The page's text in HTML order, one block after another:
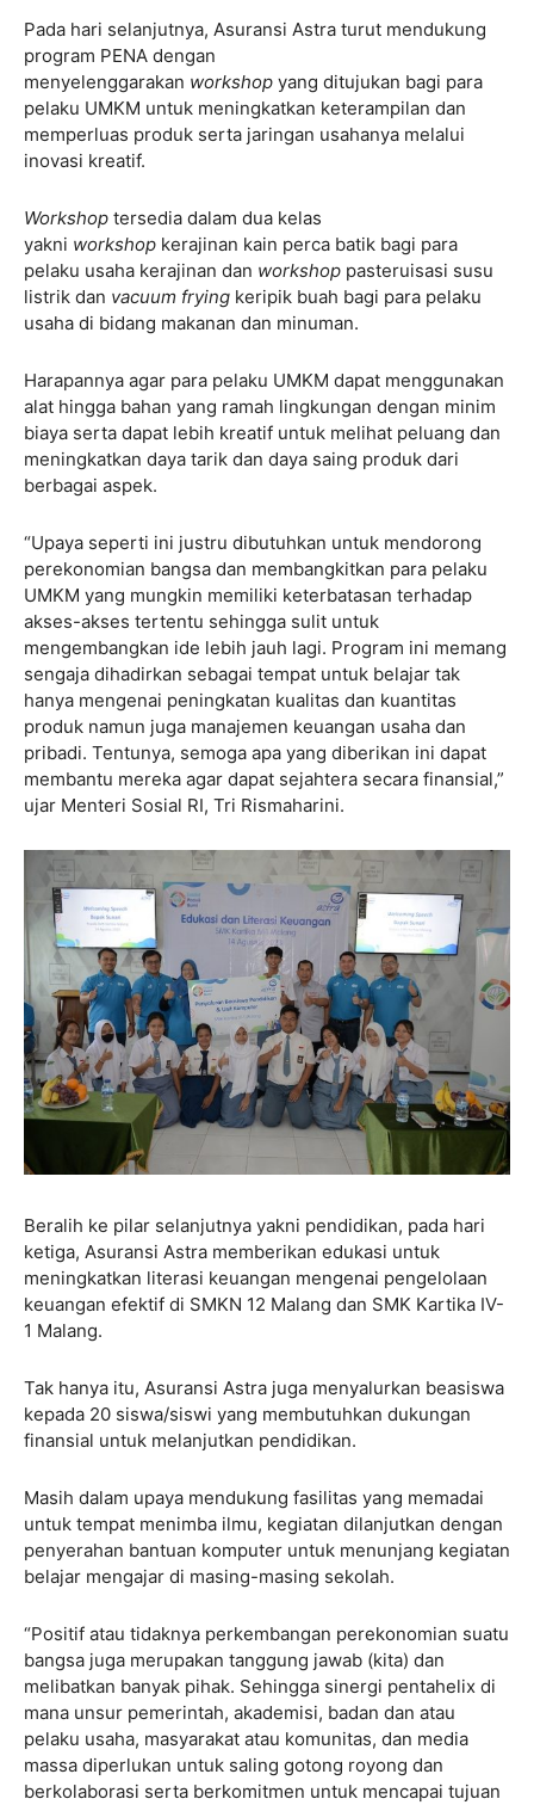
Pada hari selanjutnya, Asuransi Astra turut mendukung
program PENA dengan
menyelenggarakan workshop yang ditujukan bagi para
pelaku UMKM untuk meningkatkan keterampilan dan
memperluas produk serta jaringan usahanya melalui
inovasi kreatif.
Workshop tersedia dalam dua kelas
yakni workshop kerajinan kain perca batik bagi para
pelaku usaha kerajinan dan workshop pasteruisasi susu
listrik dan vacuum frying keripik buah bagi para pelaku
usaha di bidang makanan dan minuman.
Harapannya agar para pelaku UMKM dapat menggunakan
alat hingga bahan yang ramah lingkungan dengan minim
biaya serta dapat lebih kreatif untuk melihat peluang dan
meningkatkan daya tarik dan daya saing produk dari
berbagai aspek.
“Upaya seperti ini justru dibutuhkan untuk mendorong
perekonomian bangsa dan membangkitkan para pelaku
UMKM yang mungkin memiliki keterbatasan terhadap
akses-akses tertentu sehingga sulit untuk
mengembangkan ide lebih jauh lagi. Program ini memang
sengaja dihadirkan sebagai tempat untuk belajar tak
hanya mengenai peningkatan kualitas dan kuantitas
produk namun juga manajemen keuangan usaha dan
pribadi. Tentunya, semoga apa yang diberikan ini dapat
membantu mereka agar dapat sejahtera secara finansial,”
ujar Menteri Sosial RI, Tri Rismaharini.
Beralih ke pilar selanjutnya yakni pendidikan, pada hari
ketiga, Asuransi Astra memberikan edukasi untuk
meningkatkan literasi keuangan mengenai pengelolaan
keuangan efektif di SMKN 12 Malang dan SMK Kartika IV-
1 Malang.
Tak hanya itu, Asuransi Astra juga menyalurkan beasiswa
kepada 20 siswa/siswi yang membutuhkan dukungan
finansial untuk melanjutkan pendidikan.
Masih dalam upaya mendukung fasilitas yang memadai
untuk tempat menimba ilmu, kegiatan dilanjutkan dengan
penyerahan bantuan komputer untuk menunjang kegiatan
belajar mengajar di masing-masing sekolah.
“Positif atau tidaknya perkembangan perekonomian suatu
bangsa juga merupakan tanggung jawab (kita) dan
melibatkan banyak pihak. Sehingga sinergi pentahelix di
mana unsur pemerintah, akademisi, badan dan atau
pelaku usaha, masyarakat atau komunitas, dan media
massa diperlukan untuk saling gotong royong dan
berkolaborasi serta berkomitmen untuk mencapai tujuan